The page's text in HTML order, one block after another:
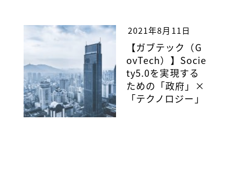
2021年8月11日
【ガブテック（G
ovTech）】Socie
ty5.0を実現する
ための「政府」×
「テクノロジー」